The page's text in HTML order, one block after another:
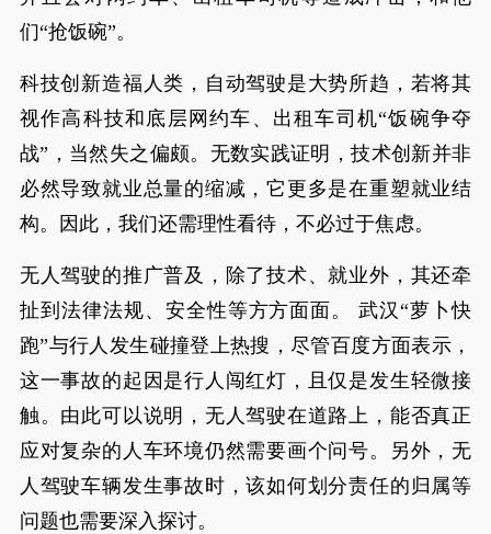
们“抢饭碗”。
科技创新造福人类，自动驾驶是大势所趋，若将其
视作高科技和底层网约车、出租车司机“饭碗争夺
战”，当然失之偏颇。无数实践证明，技术创新并非
必然导致就业总量的缩减，它更多是在重塑就业结
构。因此，我们还需理性看待，不必过于焦虑。
无人驾驶的推广普及，除了技术、就业外，其还牵
扯到法律法规、安全性等方方面面。 武汉“萝卜快
跑”与行人发生碰撞登上热搜，尽管百度方面表示，
这一事故的起因是行人闯红灯，且仅是发生轻微接
触。由此可以说明，无人驾驶在道路上，能否真正
应对复杂的人车环境仍然需要画个问号。另外，无
人驾驶车辆发生事故时，该如何划分责任的归属等
问题也需要深入探讨。